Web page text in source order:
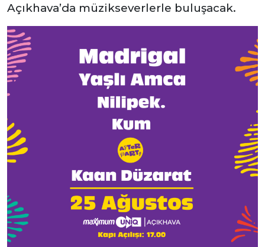
Açıkhava’da müzikseverlerle buluşacak.